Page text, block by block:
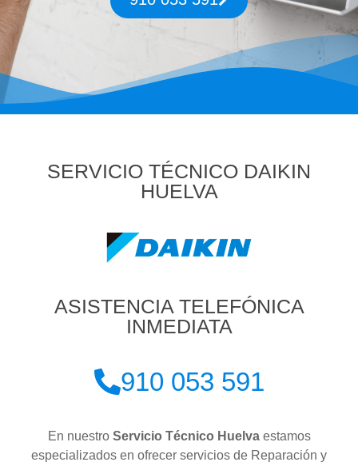
SERVICIO TÉCNICO DAIKIN
HUELVA
ASISTENCIA TELEFÓNICA
INMEDIATA
910 053 591
En nuestro Servicio Técnico Huelva estamos
especializados en ofrecer servicios de Reparación y